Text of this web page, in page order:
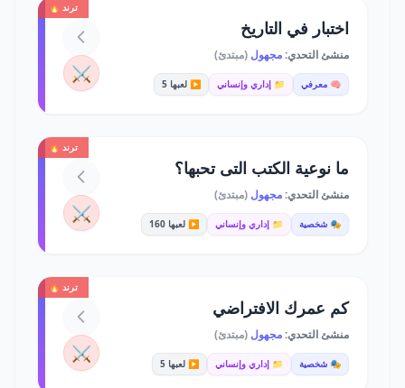
ترند 🔥
اختبار في التاريخ
منشئ التحدي:مجهول (مبتدئ)
🧠 معرفي 📁 إداري وإنساني ▶️ لعبها 5 ⚔️
ترند 🔥
ما نوعية الكتب التى تحبها؟
منشئ التحدي:مجهول (مبتدئ)
🎭 شخصية 📁 إداري وإنساني ▶️ لعبها 160 ⚔️
ترند 🔥
كم عمرك الافتراضي
منشئ التحدي:مجهول (مبتدئ)
🎭 شخصية 📁 إداري وإنساني ▶️ لعبها 5 ⚔️